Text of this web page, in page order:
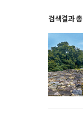
검색결과 총